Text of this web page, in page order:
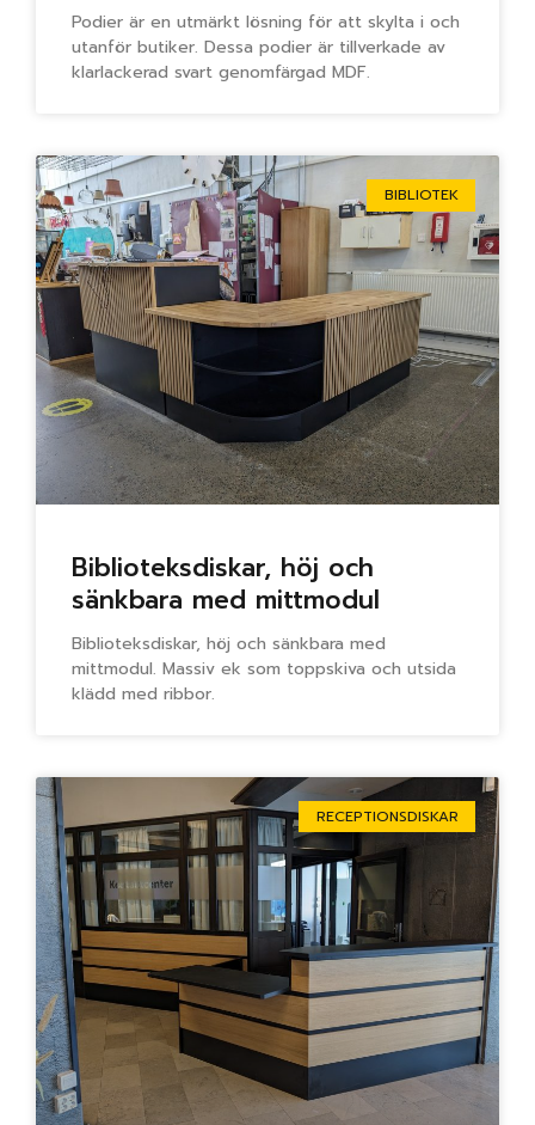
Podier är en utmärkt lösning för att skylta i och
utanför butiker. Dessa podier är tillverkade av
klarlackerad svart genomfärgad MDF.
BIBLIOTEK
Biblioteksdiskar, höj och
sänkbara med mittmodul
Biblioteksdiskar, höj och sänkbara med
mittmodul. Massiv ek som toppskiva och utsida
klädd med ribbor.
RECEPTIONSDISKAR